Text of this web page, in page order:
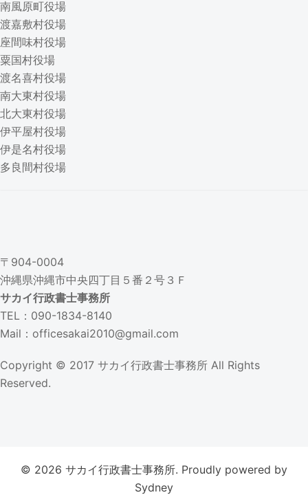
南風原町役場
渡嘉敷村役場
座間味村役場
粟国村役場
渡名喜村役場
南大東村役場
北大東村役場
伊平屋村役場
伊是名村役場
多良間村役場
〒904-0004
沖縄県沖縄市中央四丁目５番２号３Ｆ
サカイ行政書士事務所
TEL：090-1834-8140
Mail：officesakai2010@gmail.com
Copyright © 2017 サカイ行政書士事務所 All Rights
Reserved.
© 2026 サカイ行政書士事務所. Proudly powered by
Sydney